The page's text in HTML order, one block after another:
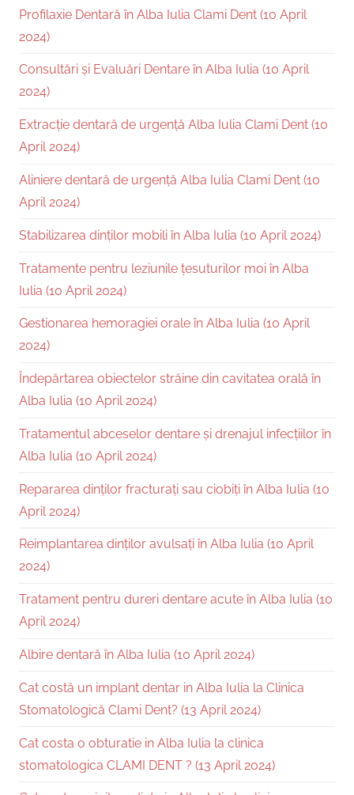
Profilaxie Dentară în Alba Iulia Clami Dent (10 April
2024)
Consultări și Evaluări Dentare în Alba Iulia (10 April
2024)
Extracție dentară de urgență Alba Iulia Clami Dent (10
April 2024)
Aliniere dentară de urgență Alba Iulia Clami Dent (10
April 2024)
Stabilizarea dinților mobili în Alba Iulia (10 April 2024)
Tratamente pentru leziunile țesuturilor moi în Alba
Iulia (10 April 2024)
Gestionarea hemoragiei orale în Alba Iulia (10 April
2024)
Îndepărtarea obiectelor străine din cavitatea orală în
Alba Iulia (10 April 2024)
Tratamentul abceselor dentare și drenajul infecțiilor în
Alba Iulia (10 April 2024)
Repararea dinților fracturați sau ciobiți în Alba Iulia (10
April 2024)
Reimplantarea dinților avulsați în Alba Iulia (10 April
2024)
Tratament pentru dureri dentare acute în Alba Iulia (10
April 2024)
Albire dentară în Alba Iulia (10 April 2024)
Cat costă un implant dentar in Alba Iulia la Clinica
Stomatologică Clami Dent? (13 April 2024)
Cat costa o obturatie in Alba Iulia la clinica
stomatologica CLAMI DENT ? (13 April 2024)